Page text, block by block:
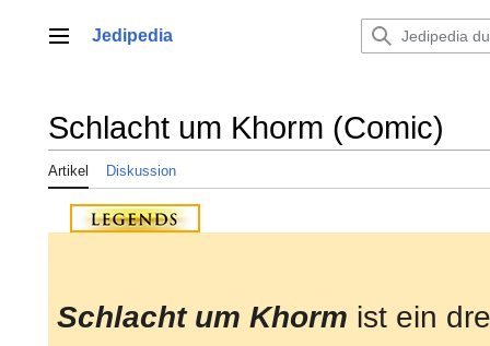
springenHauptmenü
Jedipedia
Schlacht um Khorm (Comic)
Artikel Diskussion
Schlacht um Khorm ist ein